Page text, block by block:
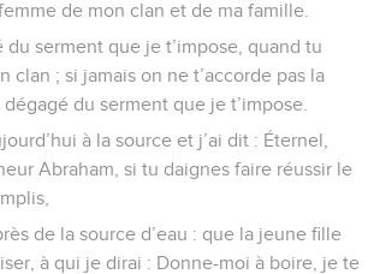
de mon clan et de ma famille.
du serment que je t’impose, quand tu
clan ; si jamais on ne t’accorde pas la
du serment que je t’impose.
à la source et j’ai dit : Éternel,
Abraham, si tu daignes faire réussir le
de la source d’eau : que la jeune fille
à qui je dirai : Donne-moi à boire, je te